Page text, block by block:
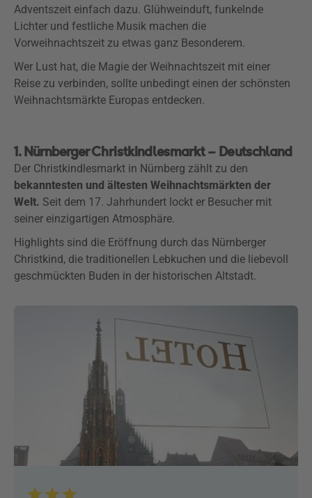
Adventszeit einfach dazu. Glühweinduft, funkelnde
Lichter und festliche Musik machen die
Vorweihnachtszeit zu etwas ganz Besonderem.
Wer Lust hat, die Magie der Weihnachtszeit mit einer
Reise zu verbinden, sollte unbedingt einen der schönsten
Weihnachtsmärkte Europas entdecken.
1. Nürnberger Christkindlesmarkt – Deutschland
Der Christkindlesmarkt in Nürnberg zählt zu den
bekanntesten und ältesten Weihnachtsmärkten der
Welt. Seit dem 17. Jahrhundert lockt er Besucher mit
seiner einzigartigen Atmosphäre.
Highlights sind die Eröffnung durch das Nürnberger
Christkind, die traditionellen Lebkuchen und die liebevoll
geschmückten Buden in der historischen Altstadt.